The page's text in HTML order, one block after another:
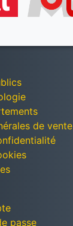
de vente
passe